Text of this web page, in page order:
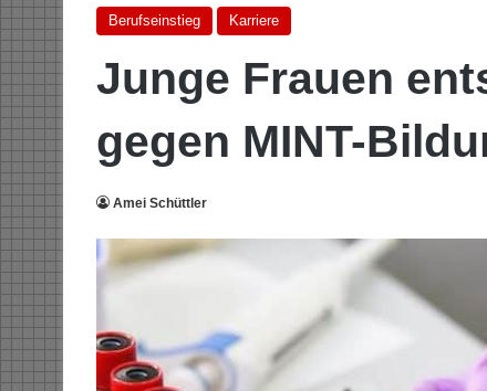
Berufseinstieg Karriere
Junge Frauen
gegen MINT-
Amei Schüttler